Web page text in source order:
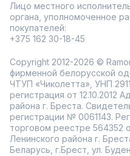
Лицо местного
органа, уполномоченное
покупателей:
+375 162 30-18-45
Copyright 2012-2026 ©
фирменной белорусской
ЧТУП «Чиколетта», УНП
регистрация от 12.10.2012
района г. Бреста.
регистрации № 0061143.
торговом реестре 564352
Ленинского района г.
Беларусь, г.Брест, ул.